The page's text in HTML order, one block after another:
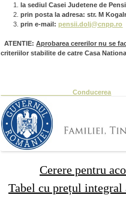
la sediul Casei Judetene de
prin posta la adresa: str. M
prin e-mail:pensii.dolj@cnpp.ro
ATENTIE:Aprobarea cererilor nu se
criteriilor stabilite de catre Casa
Conducerea
Cerere pentru
Tabel cu prețul